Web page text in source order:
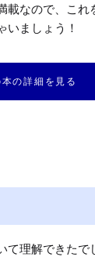
載なので、これ
いましょう！
本の詳細を見る
て理解できたで